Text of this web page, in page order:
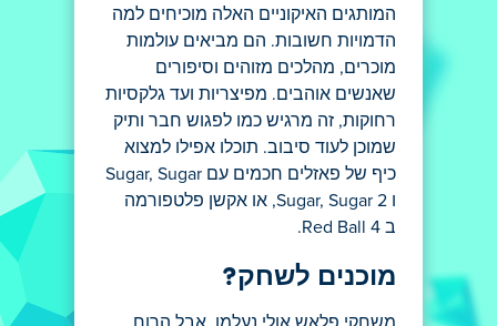
המותגים האיקוניים האלה מוכיחים למה
הדמויות חשובות. הם מביאים עולמות
מוכרים, מהלכים מזוהים וסיפורים
שאנשים אוהבים. מפיצריות ועד גלקסיות
רחוקות, זה מרגיש כמו לפגוש חבר ותיק
שמוכן לעוד סיבוב. תוכלו אפילו למצוא
כיף של פאזלים חכמים עם Sugar, Sugar
ו Sugar, Sugar 2, או אקשן פלטפורמה
ב Red Ball 4.
מוכנים לשחק?